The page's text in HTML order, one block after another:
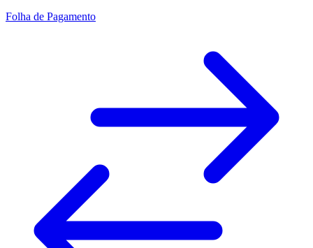
Folha de Pagamento